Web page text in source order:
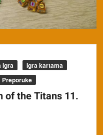
igra
Igra kartama
Preporuke
of the Titans 11.